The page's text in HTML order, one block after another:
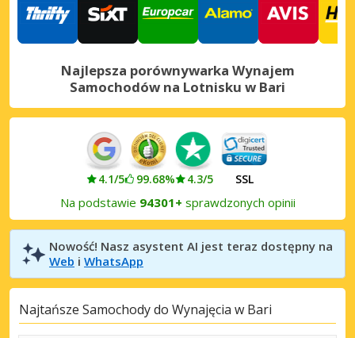
Najlepsza porównywarka Wynajem
Samochodów na Lotnisku w Bari
4.1/5 99.68% 4.3/5 SSL
Na podstawie 94301+ sprawdzonych opinii
Nowość! Nasz asystent AI jest teraz dostępny na
Web i WhatsApp
Najtańsze Samochody do Wynajęcia w Bari